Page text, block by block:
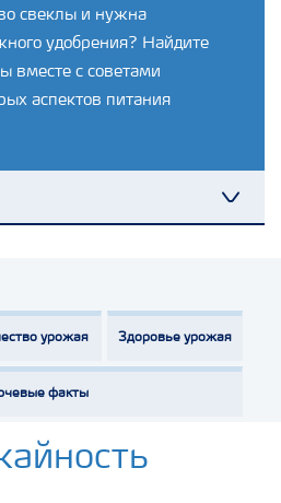
свеклы и нужна
удобрения? Найдите
вместе с советами
аспектов питания
и их безопасность
урожая Здоровье урожая
факты